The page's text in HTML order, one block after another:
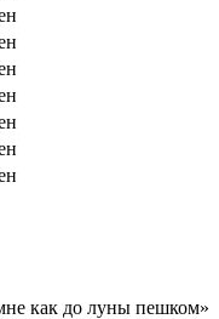
как до луны пешком»